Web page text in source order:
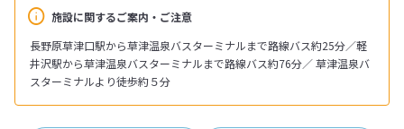
施設に関するご案内・ご注意
長野原草津口駅から草津温泉バスターミナルまで路線バス約25分／軽
井沢駅から草津温泉バスターミナルまで路線バス約76分／ 草津温泉バ
スターミナルより徒歩約５分